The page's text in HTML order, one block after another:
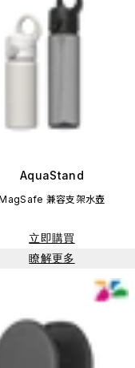
AquaStand
兼容支架水壺
立即購買
瞭解更多